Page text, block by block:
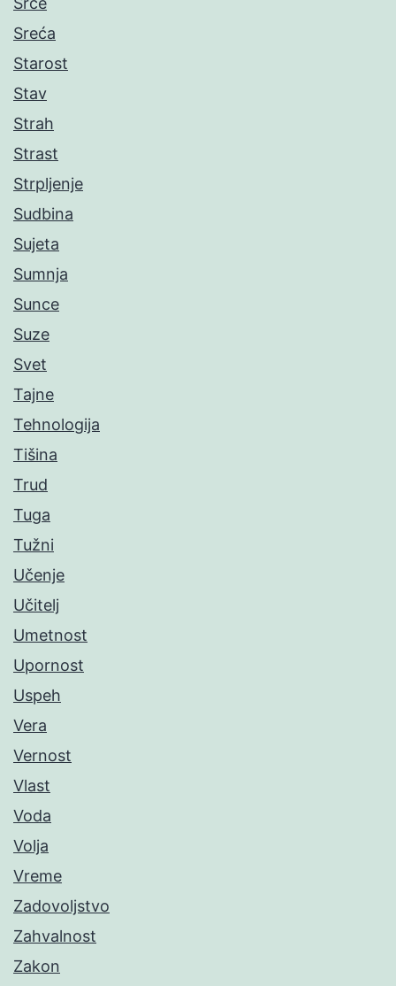
Sreća
Starost
Stav
Strah
Strast
Strpljenje
Sudbina
Sujeta
Sumnja
Sunce
Suze
Svet
Tajne
Tehnologija
Tišina
Trud
Tuga
Tužni
Učenje
Učitelj
Umetnost
Upornost
Uspeh
Vera
Vernost
Vlast
Voda
Volja
Vreme
Zadovoljstvo
Zahvalnost
Zakon